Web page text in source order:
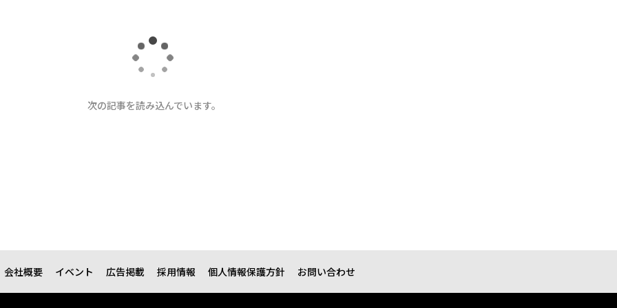
次の記事を読み込んでいます。
会社概要 イベント 広告掲載 採用情報 個人情報保護方針 お問い合わせ